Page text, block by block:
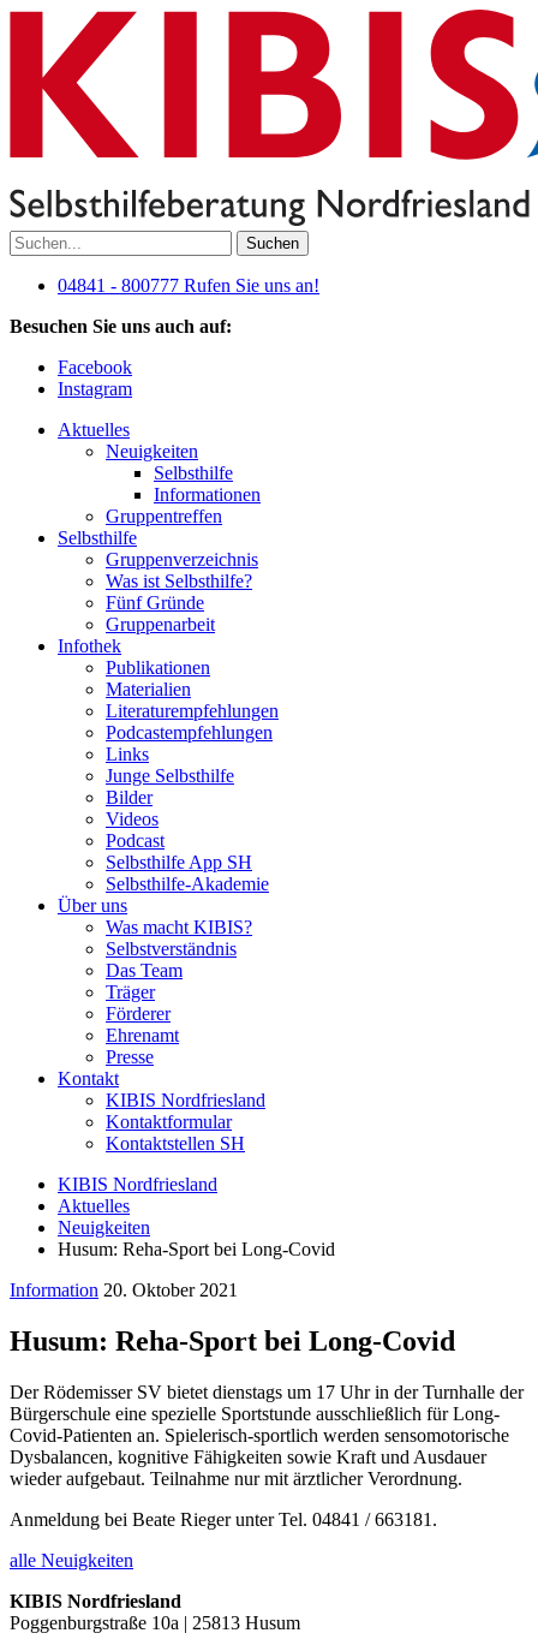
Suchen
04841 - 800777 Rufen Sie uns an!
Besuchen Sie uns auch auf:
Facebook
Instagram
Aktuelles
Neuigkeiten
Selbsthilfe
Informationen
Gruppentreffen
Selbsthilfe
Gruppenverzeichnis
Was ist Selbsthilfe?
Fünf Gründe
Gruppenarbeit
Infothek
Publikationen
Materialien
Literaturempfehlungen
Podcastempfehlungen
Links
Junge Selbsthilfe
Bilder
Videos
Podcast
Selbsthilfe App SH
Selbsthilfe-Akademie
Über uns
Was macht KIBIS?
Selbstverständnis
Das Team
Träger
Förderer
Ehrenamt
Presse
Kontakt
KIBIS Nordfriesland
Kontaktformular
Kontaktstellen SH
KIBIS Nordfriesland
Aktuelles
Neuigkeiten
Husum: Reha-Sport bei Long-Covid
Information 20. Oktober 2021
Husum: Reha-Sport bei Long-Covid
Der Rödemisser SV bietet dienstags um 17 Uhr in der Turnhalle der
Bürgerschule eine spezielle Sportstunde ausschließlich für Long-
Covid-Patienten an. Spielerisch-sportlich werden sensomotorische
Dysbalancen, kognitive Fähigkeiten sowie Kraft und Ausdauer
wieder aufgebaut. Teilnahme nur mit ärztlicher Verordnung.
Anmeldung bei Beate Rieger unter Tel. 04841 / 663181.
alle Neuigkeiten
KIBIS Nordfriesland
Poggenburgstraße 10a | 25813 Husum